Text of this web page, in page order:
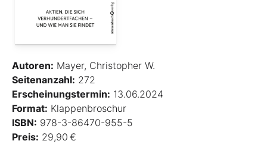
Autoren: Mayer, Christopher W.
Seitenanzahl: 272
Erscheinungstermin: 13.06.2024
Format: Klappenbroschur
ISBN: 978-3-86470-955-5
Preis: 29,90 €